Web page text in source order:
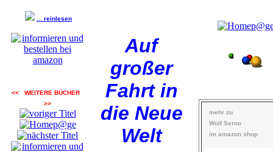
... reinlesen
<< WEITERE BÜCHER
>>
Auf
großer
Fahrt in
die Neue
Welt
mehr zu
Wolf Serno
im amazon shop